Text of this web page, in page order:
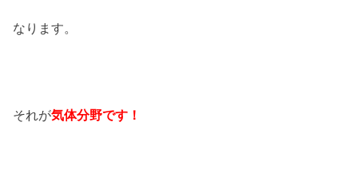
なります。
それが気体分野です！